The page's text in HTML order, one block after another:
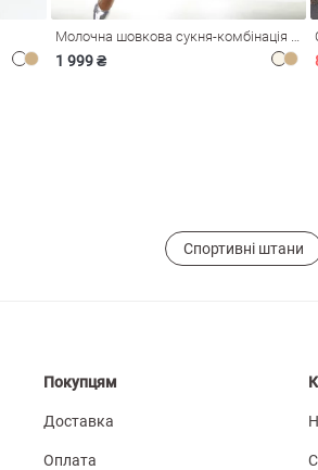
1 999 ₴
Спортивні штани
Покупцям
Доставка
Оплата